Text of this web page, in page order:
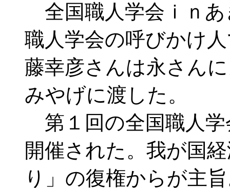
全国職人学会ｉｎ
職人学会の呼びかけ
藤幸彦さんは永さん
みやげに渡した。
第１回の全国職人学
開催された。我が国
り」の復権からが主